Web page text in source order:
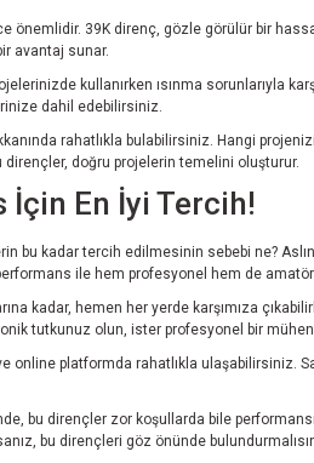
önemlidir. 39K direnç, gözle görülür bir
avantaj sunar.
kullanırken ısınma sorunlarıyla
dahil edebilirsiniz.
rahatlıkla bulabilirsiniz. Hangi
dirençler, doğru projelerin temelini oluşturur.
İçin En İyi Tercih!
bu kadar tercih edilmesinin sebebi ne?
ile hem profesyonel hem de amatör
hemen her yerde karşımıza
tutkunuz olun, ister profesyonel bir
online platformda rahatlıkla
bu dirençler zor koşullarda bile
bu dirençleri göz önünde